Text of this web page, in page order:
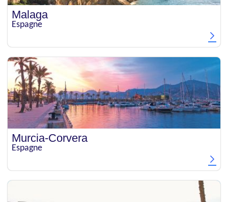
Malaga
Espagne
Murcia-Corvera
Espagne